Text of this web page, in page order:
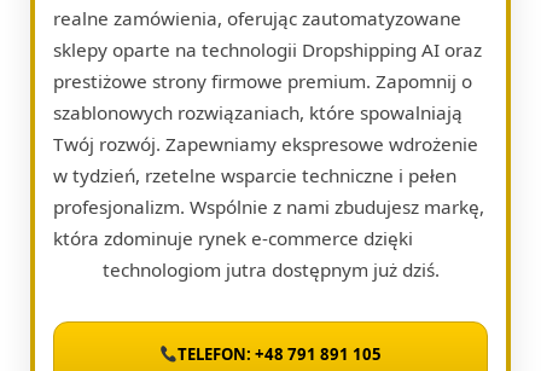
realne zamówienia, oferując zautomatyzowane
sklepy oparte na technologii Dropshipping AI oraz
prestiżowe strony firmowe premium. Zapomnij o
szablonowych rozwiązaniach, które spowalniają
Twój rozwój. Zapewniamy ekspresowe wdrożenie
w tydzień, rzetelne wsparcie techniczne i pełen
profesjonalizm. Wspólnie z nami zbudujesz markę,
która zdominuje rynek e-commerce dzięki
technologiom jutra dostępnym już dziś.
TELEFON: +48 791 891 105